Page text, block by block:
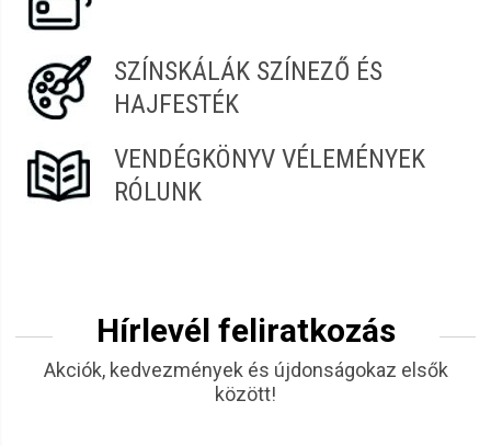
SZÍNSKÁLÁK SZÍNEZŐ ÉS
HAJFESTÉK
VENDÉGKÖNYV VÉLEMÉNYEK
RÓLUNK
Hírlevél feliratkozás
Akciók, kedvezmények és újdonságokaz elsők
között!